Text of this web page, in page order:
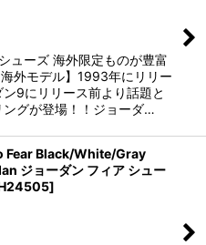
ューズ 海外限定ものが豊富
外モデル】1993年にリリー
9にリリース前より話題と
ングが登場！！ジョーダ…
Fear Black/White/Gray
ジョーダン フィア シュー
]